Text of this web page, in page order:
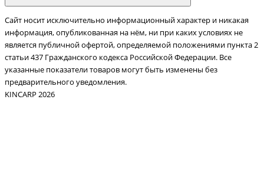
Сайт носит исключительно информационный характер и никакая
информация, опубликованная на нём, ни при каких условиях не
является публичной офертой, определяемой положениями пункта 2
статьи 437 Гражданского кодекса Российской Федерации. Все
указанные показатели товаров могут быть изменены без
предварительного уведомления.
KINCARP 2026